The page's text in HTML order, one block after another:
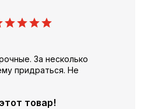
За несколько
придраться. Не
товар!